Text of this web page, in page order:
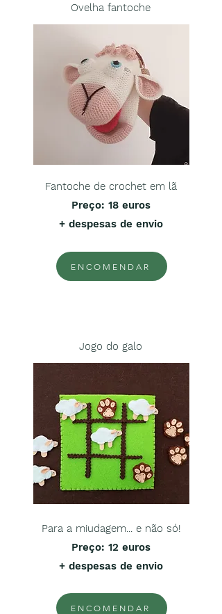
Ovelha fantoche
Fantoche de crochet em lã
Preço: 18 euros
+ despesas de envio
ENCOMENDAR
Jogo do galo
Para a miudagem... e não só!
Preço: 12 euros
+ despesas de envio
ENCOMENDAR